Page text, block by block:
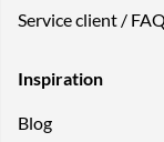
Service client / FAQ
Inspiration
Blog